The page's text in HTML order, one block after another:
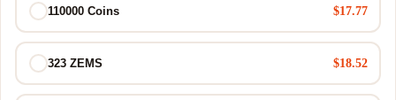
110000 Coins $17.77
323 ZEMS $18.52